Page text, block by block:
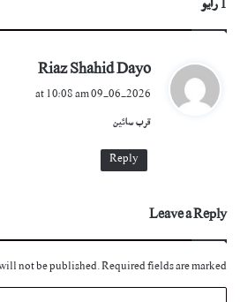
1 رايو
Riaz Shahid Dayo
09-06-2026 at 10:08 am
قرب سائين
Reply
Leave a Reply
not be published.Required fields are marked